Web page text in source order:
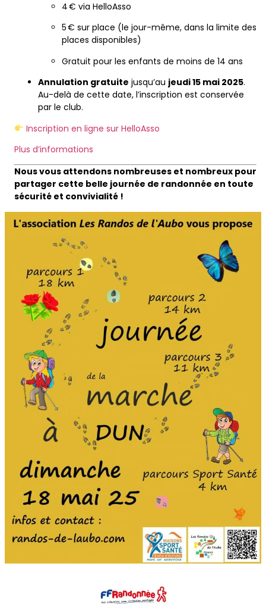
4 € via HelloAsso
5 € sur place (le jour-même, dans la limite des
places disponibles)
Gratuit pour les enfants de moins de 14 ans
Annulation gratuite jusqu’au jeudi 15 mai 2025.
Au-delà de cette date, l’inscription est conservée
par le club.
Inscription en ligne sur HelloAsso
Plus d’informations
Nous vous attendons nombreuses et nombreux pour
partager cette belle journée de randonnée en toute
sécurité et convivialité !